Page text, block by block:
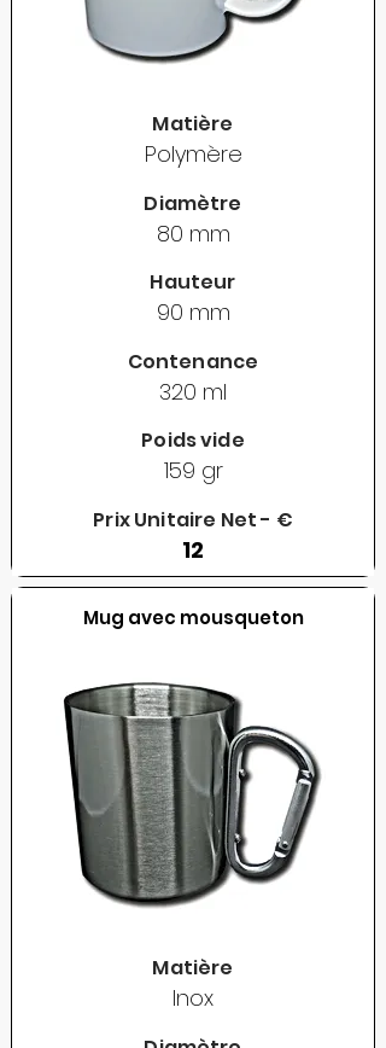
Matière
Polymère
Diamètre
80 mm
Hauteur
90 mm
Contenance
320 ml
Poids vide
159 gr
Prix Unitaire Net - €
12
Mug avec mousqueton
Matière
Inox